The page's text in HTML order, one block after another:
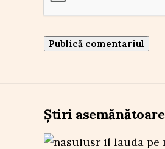
Știri asemănătoare